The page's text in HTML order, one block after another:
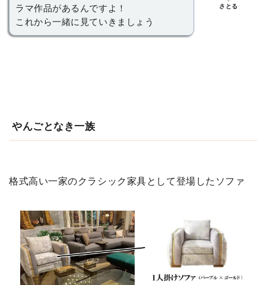
ラマ作品があるんですよ！
これから一緒に見ていきましょう
さとる
やんごとなき一族
格式高い一家のクラシック家具として登場したソファ